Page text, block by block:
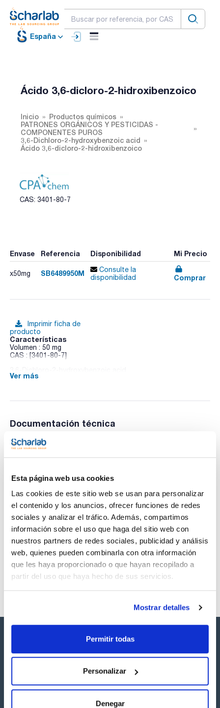
Esta página web usa cookies
Las cookies de este sitio web se usan para personalizar
el contenido y los anuncios, ofrecer funciones de redes
sociales y analizar el tráfico. Además, compartimos
información sobre el uso que haga del sitio web con
nuestros partners de redes sociales, publicidad y análisis
web, quienes pueden combinarla con otra información
que les haya proporcionado o que hayan recopilado a
partir del uso que haya hecho de sus servicios.
Mostrar detalles
Permitir todas
Personalizar
Denegar
España
Ácido 3,6-dicloro-2-hidroxibenzoico
Inicio
Productos químicos
PATRONES ORGÁNICOS Y PESTICIDAS -
COMPONENTES PUROS
3,6-Dichloro-2-hydroxybenzoic acid
Ácido 3,6-dicloro-2-hidroxibenzoico
CAS: 3401-80-7
Envase Referencia Disponibilidad Mi Precio
x50mg SB6489950M
Consulte la
disponibilidad
Comprar
Imprimir ficha de
producto
Características
Volumen : 50 mg
CAS : [3401-80-7]
Ver más
Documentación técnica
TDS / Ficha técnica
Regístrate para
Regístrate para
SDS/ Hoja de seguridad
Regístrate para
descargas
Los productos marcados con esta imagen son
listos para una entrega inmediata.